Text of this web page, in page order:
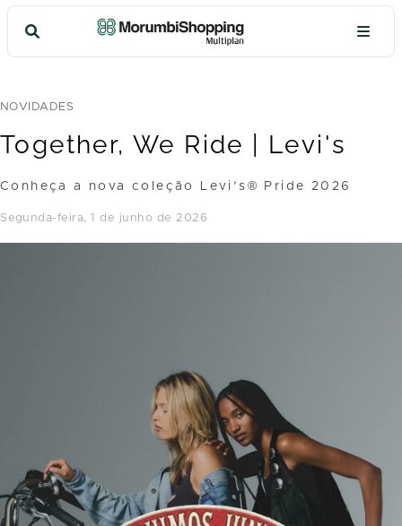
NOVIDADES
Together, We Ride | Levi's
Conheça a nova coleção Levi’s® Pride 2026
segunda-feira, 1 de junho de 2026